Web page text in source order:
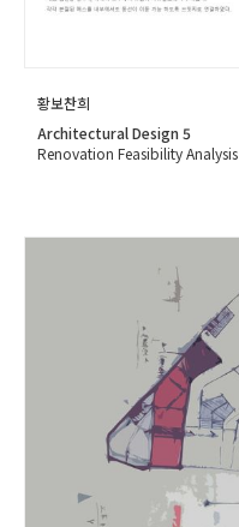
황보찬희
Architectural Design 5
Renovation Feasibility Analysis